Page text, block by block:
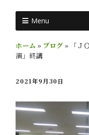
Menu
ホーム » ブログ »
「
演」終講
2021年9月30日